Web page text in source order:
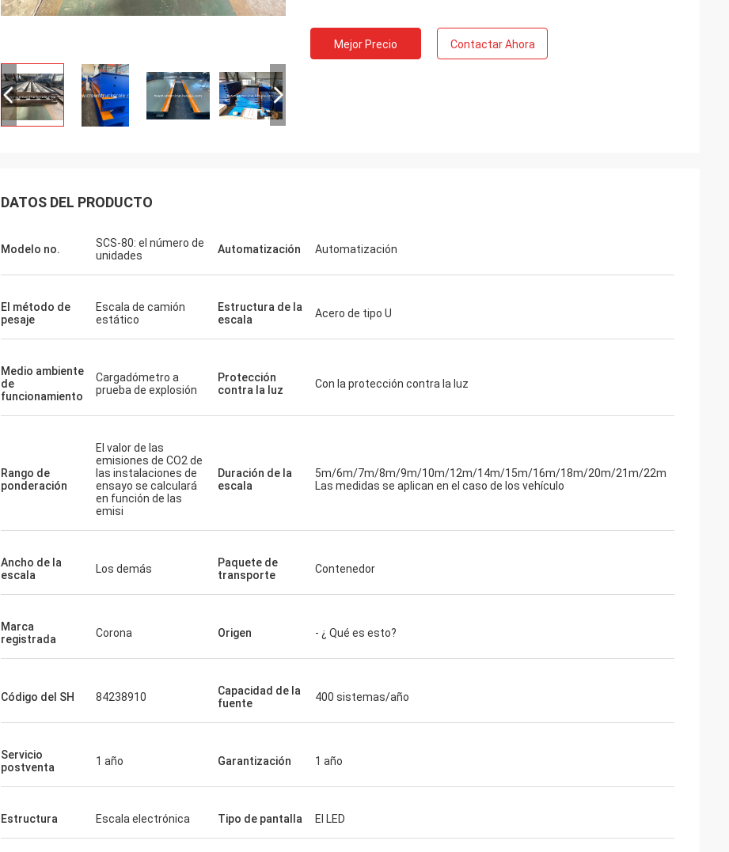
Mejor Precio Contactar Ahora
DATOS DEL PRODUCTO
Modelo no.
SCS-80: el número de
unidades
Automatización Automatización
El método de
pesaje
Escala de camión
estático
Estructura de la
escala
Acero de tipo U
Medio ambiente
de
funcionamiento
Cargadómetro a
prueba de explosión
Protección
contra la luz
Con la protección contra la luz
Rango de
ponderación
El valor de las
emisiones de CO2 de
las instalaciones de
ensayo se calculará
en función de las
emisi
Duración de la
escala
5m/6m/7m/8m/9m/10m/12m/14m/15m/16m/18m/20m/21m/22m
Las medidas se aplican en el caso de los vehículo
Ancho de la
escala
Los demás
Paquete de
transporte
Contenedor
Marca
registrada
Corona Origen - ¿ Qué es esto?
Código del SH 84238910
Capacidad de la
fuente
400 sistemas/año
Servicio
postventa
1 año Garantización 1 año
Estructura Escala electrónica Tipo de pantalla El LED